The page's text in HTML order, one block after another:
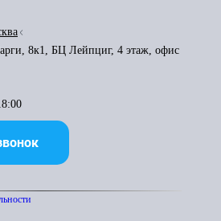
8к1, БЦ Лейпциг, 4 этаж, офис